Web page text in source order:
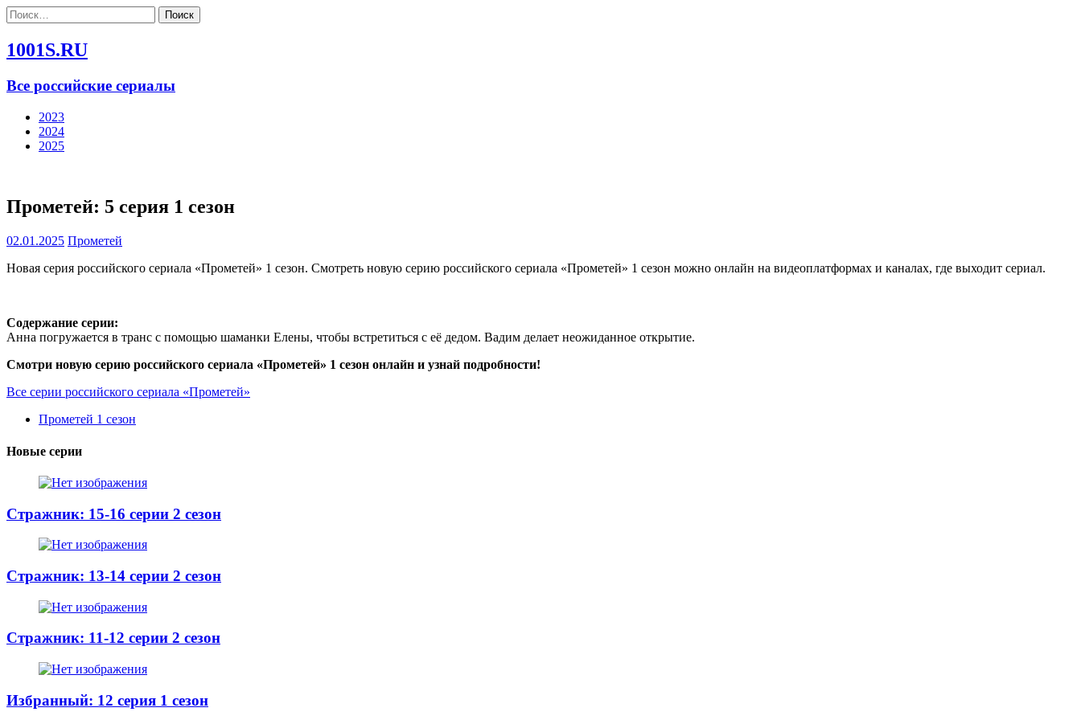
Найти:
1001S.RU
Все российские сериалы
2023
2024
2025
Прометей: 5 серия 1 сезон
02.01.2025 Прометей
Новая серия российского сериала «Прометей» 1 сезон. Смотреть новую серию российского сериала «Прометей» 1 сезон можно онлайн на видеоплатформах и каналах, где выходит сериал.
Содержание серии:
Анна погружается в транс с помощью шаманки Елены, чтобы встретиться с её дедом. Вадим делает неожиданное открытие.
Смотри новую серию российского сериала «Прометей» 1 сезон онлайн и узнай подробности!
Все серии российского сериала «Прометей»
Прометей 1 сезон
Новые серии
Стражник: 15-16 серии 2 сезон
Стражник: 13-14 серии 2 сезон
Стражник: 11-12 серии 2 сезон
Избранный: 12 серия 1 сезон